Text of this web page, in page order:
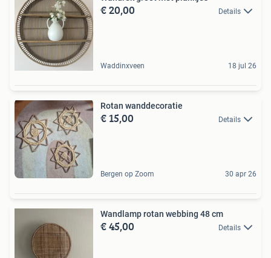
€ 20,00 Details
Waddinxveen 18 jul 26
Rotan wanddecoratie
€ 15,00 Details
Bergen op Zoom 30 apr 26
Wandlamp rotan webbing 48 cm
€ 45,00 Details